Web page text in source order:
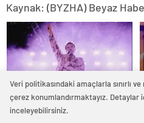
0 0
0 0
0 0
0 0
0 0
0 0
0 0
0 0
0 0
Kaynak: (BYZHA) Beyaz
Edis’ten Titanic Luxury
0 0
Veri politikasındaki amaçlarla sınırlı
çerez konumlandırmaktayız. Detaylar
inceleyebilirsiniz.